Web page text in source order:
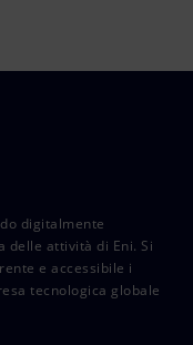
digitalmente
delle attività di Eni. Si
e accessibile i
tecnologica globale